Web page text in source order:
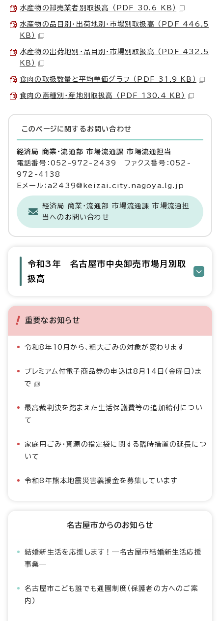
水産物の卸売業者別取扱高 （PDF 30.6 KB）
水産物の品目別・出荷地別・市場別取扱高 （PDF 446.5
KB）
水産物の出荷地別・品目別・市場別取扱高 （PDF 432.5
KB）
食肉の取扱数量と平均単価グラフ （PDF 31.9 KB）
食肉の畜種別・産地別取扱高 （PDF 130.4 KB）
このページに関する お問い合わせ
経済局 商業・流通部 市場流通課 市場流通担当
電話番号：052-972-2439 ファクス番号：052-
972-4138
Eメール：a2439@keizai.city.nagoya.lg.jp
経済局 商業・流通部 市場流通課 市場流通担
当へのお問い合わせ
令和3年 名古屋市中央卸売市場月別取
扱高
重要なお知らせ
令和8年10月から、粗大ごみの対象が変わります
プレミアム付電子商品券の申込は8月14日（金曜日）ま
で
最高裁判決を踏まえた生活保護費等の追加給付につい
て
家庭用ごみ・資源の指定袋に関する臨時措置の延長につ
いて
令和8年熊本地震災害義援金を募集しています
名古屋市からのお知らせ
結婚新生活を応援します！―名古屋市結婚新生活応援
事業―
名古屋市こども誰でも通園制度（保護者の方へのご案
内）